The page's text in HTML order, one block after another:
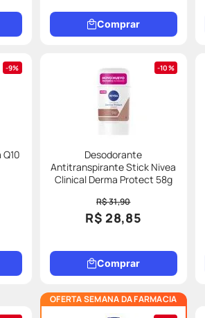
Comprar
9% 10%
Desodorante
Antitranspirante Stick Nivea
Clinical Derma Protect 58g
R$ 31,90
R$ 28,85
Comprar
OFERTA SEMANA DA FARMACIA